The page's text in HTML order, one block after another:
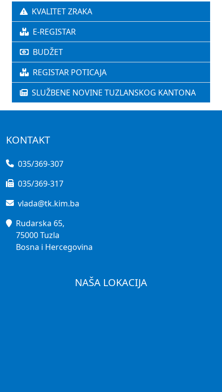
KVALITET ZRAKA
E-REGISTAR
BUDŽET
REGISTAR POTICAJA
SLUŽBENE NOVINE TUZLANSKOG KANTONA
KONTAKT
035/369-307
035/369-317
vlada@tk.kim.ba
Rudarska 65,
75000 Tuzla
Bosna i Hercegovina
NAŠA LOKACIJA